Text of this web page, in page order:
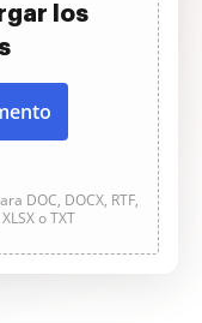
los
DOC, DOCX, RTF,
o TXT